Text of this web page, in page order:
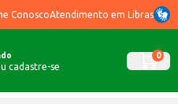
ConoscoAtendimento em Libras
cadastre-se
0